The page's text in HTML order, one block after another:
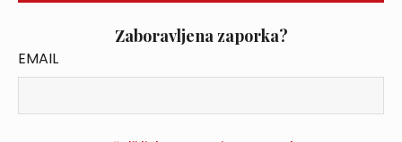
Zaboravljena zaporka?
EMAIL